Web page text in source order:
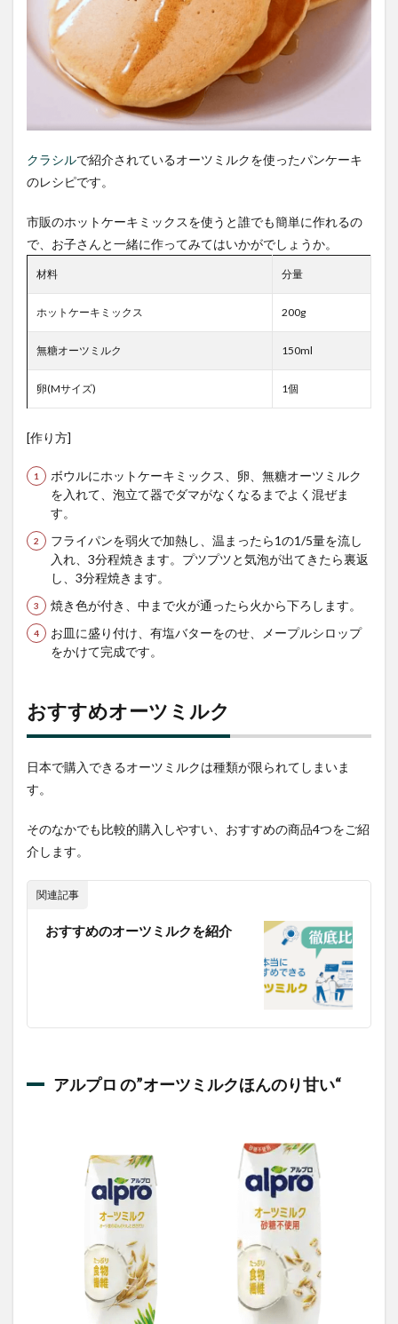
クラシルで紹介されているオーツミルクを使ったパンケーキ
のレシピです。
市販のホットケーキミックスを使うと誰でも簡単に作れるの
で、お子さんと一緒に作ってみてはいかがでしょうか。
材料 分量
ホットケーキミックス 200g
無糖オーツミルク 150ml
卵(Mサイズ) 1個
[作り方]
ボウルにホットケーキミックス、卵、無糖オーツミルク
を入れて、泡立て器でダマがなくなるまでよく混ぜま
す。
フライパンを弱火で加熱し、温まったら1の1/5量を流し
入れ、3分程焼きます。プツプツと気泡が出てきたら裏返
し、3分程焼きます。
焼き色が付き、中まで火が通ったら火から下ろします。
お皿に盛り付け、有塩バターをのせ、メープルシロップ
をかけて完成です。
おすすめオーツミルク
日本で購入できるオーツミルクは種類が限られてしまいま
す。
そのなかでも比較的購入しやすい、おすすめの商品4つをご紹
介します。
関連記事
おすすめのオーツミルクを紹介
アルプロ の”オーツミルクほんのり甘い“